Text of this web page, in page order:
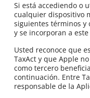
Si está accediendo o
cualquier dispositivo
siguientes términos y
y se incorporan a
Usted reconoce que
TaxAct y que Apple
como tercero
continuación. Entre
responsable de la